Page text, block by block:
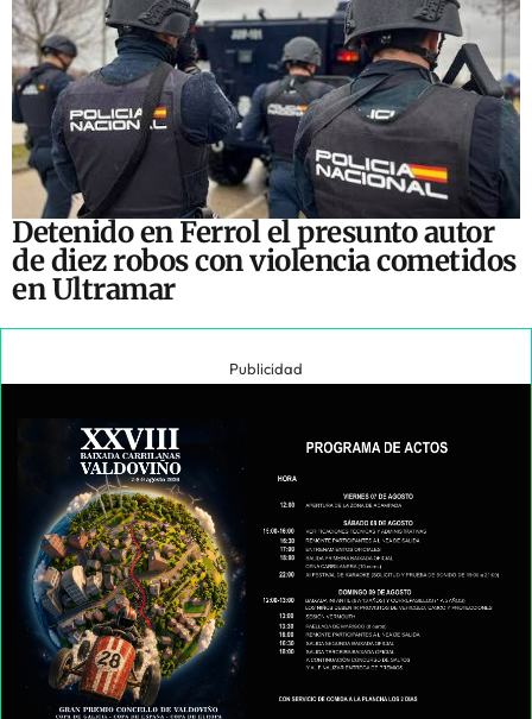
Detenido en Ferrol el presunto autor
de diez robos con violencia cometidos
en Ultramar
Publicidad